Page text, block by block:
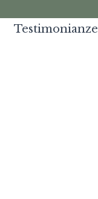
Testimonianze